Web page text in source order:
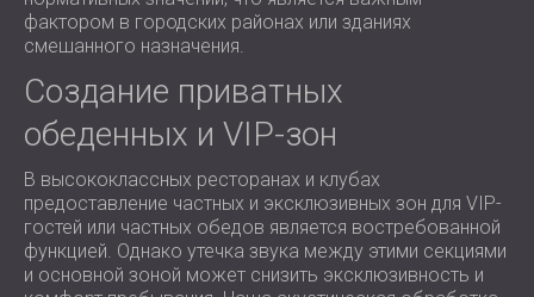
фактором в городских районах или зданиях
смешанного назначения.
Создание приватных
обеденных и VIP-зон
В высококлассных ресторанах и клубах
предоставление частных и эксклюзивных зон для VIP-
гостей или частных обедов является востребованной
функцией. Однако утечка звука между этими секциями
и основной зоной может снизить эксклюзивность и